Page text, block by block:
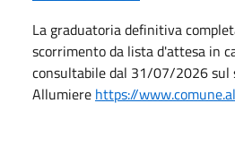
La graduatoria definitiva
scorrimento da lista d'attesa in
consultabile dal 31/07/2026 sul
Allumiere https://